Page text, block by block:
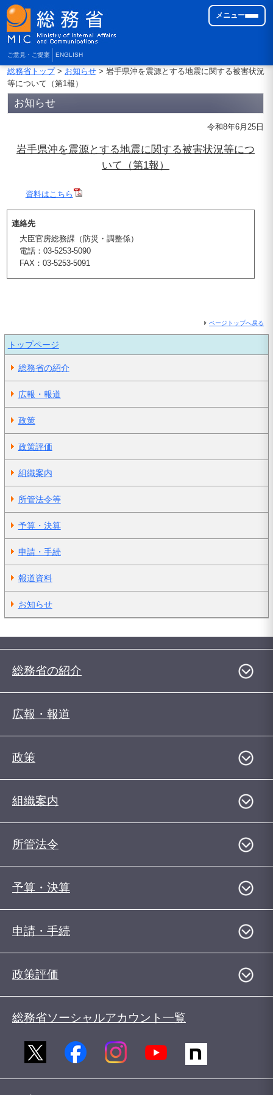
ご意見・ご提案 ENGLISH
メニュー
総務省トップ> お知らせ> 岩手県沖を震源とする地震に関する被害状況
等について（第1報）
お知らせ
令和8年6月25日
岩手県沖を震源とする地震に関する被害状況等につ
いて（第1報）
資料はこちら
連絡先
大臣官房総務課（防災・調整係）
電話：03-5253-5090
FAX：03-5253-5091
ページトップへ戻る
トップページ
総務省の紹介
広報・報道
政策
政策評価
組織案内
所管法令等
予算・決算
申請・手続
報道資料
お知らせ
総務省の紹介
広報・報道
政策
組織案内
所管法令
予算・決算
申請・手続
政策評価
総務省ソーシャルアカウント一覧